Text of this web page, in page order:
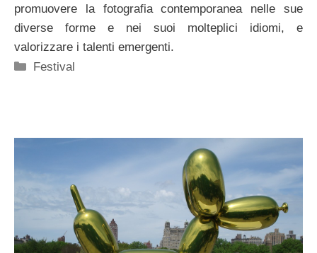
promuovere la fotografia contemporanea nelle sue
diverse forme e nei suoi molteplici idiomi, e
valorizzare i talenti emergenti.
Categorie
Festival